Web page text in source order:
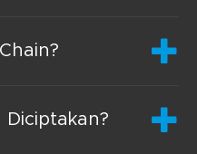
Diciptakan?